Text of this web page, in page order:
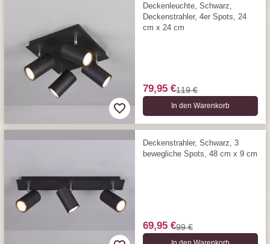
Deckenleuchte, Schwarz,
Deckenstrahler, 4er Spots, 24
cm x 24 cm
79,95 €119 €
In den Warenkorb
Deckenstrahler, Schwarz, 3
bewegliche Spots, 48 cm x 9 cm
69,95 €99 €